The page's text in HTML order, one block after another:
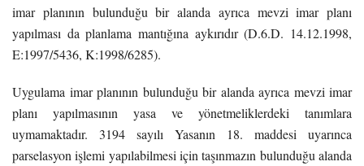
imar planının bulunduğu bir alanda ayrıca mevzi imar planı
yapılması da planlama mantığına aykırıdır (D.6.D. 14.12.1998,
E:1997/5436, K:1998/6285).
Uygulama imar planının bulunduğu bir alanda ayrıca mevzi imar
planı yapılmasının yasa ve yönetmeliklerdeki tanımlara
uymamaktadır. 3194 sayılı Yasanın 18. maddesi uyarınca
parselasyon işlemi yapılabilmesi için taşınmazın bulunduğu alanda